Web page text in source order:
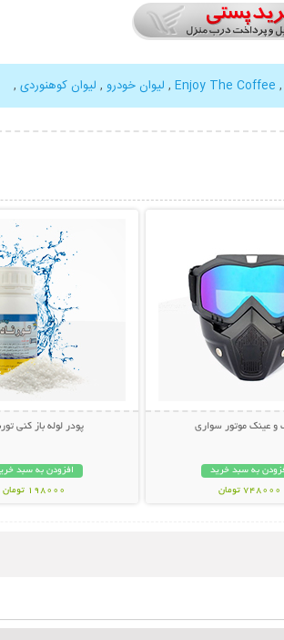
,
, لیوان خودرو , لیوان کوهنوردی ,
و عینک موتور سواری
به سبد خرید
748000 تومان
پودر لوله باز کنی
افزودن به سبد
198000 تومان